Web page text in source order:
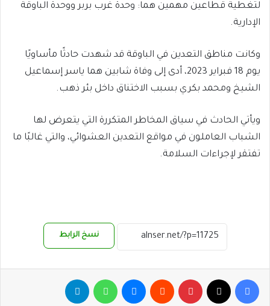
لتغطية قطاعين مهمين هما: وحدة غرب بربر ووحدة الباوقة
الإدارية.
وكانت مناطق التعدين في الباوقة قد شهدت حادثًا مأساويًا
يوم 18 فبراير 2023، أدى إلى وفاة شابين هما ياسر إسماعيل
الشيخ ومحمد بكري بسبب الاختناق داخل بئر ذهب.
ويأتي الحادث في سياق المخاطر المتكررة التي يتعرض لها
الشباب العاملون في مواقع التعدين العشوائي، والتي غالبًا ما
تفتقر لإجراءات السلامة.
نسخ الرابط
فيسبوك بينتيريست ماسنجر واتساب